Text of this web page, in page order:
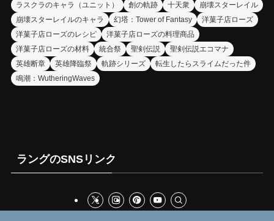
ラスクラのキャラ（ユニット）
創の軌跡 十天衆
崩壊スターレイル
崩壊スターレイルのキャラ
幻塔：Tower of Fantasy
洋菓子店ローズ
洋菓子店ローズのレシピ
洋菓子店ローズの料理商品
洋菓子店ローズの材料
統合祭 聖剣伝説
聖剣伝説エコマナ
英雄断章
英雄降臨祭 軌跡シリーズ
転生したらスライムだった件
鳴潮：WutheringWaves
ラングのSNSリンク